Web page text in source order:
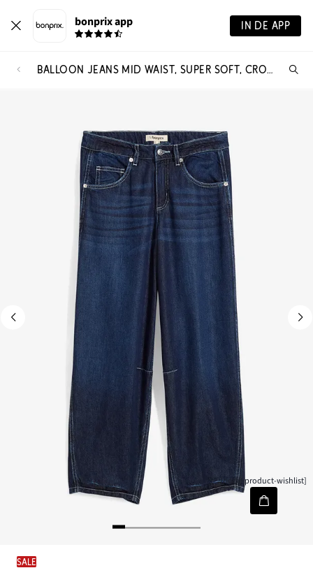
bonprix app IN DE APP
BALLOON JEANS MID WAIST, SUPER SOFT, CROPPED
[node-product-wishlist]
SALE